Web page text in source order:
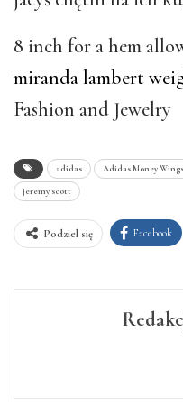
8 inch for a hem
miranda lambert
Fashion and Jewelry
adidas Adidas Money
jeremy scott
Podziel się Facebook